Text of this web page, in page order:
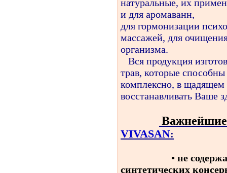
натуральные, их
и для аромаванн,
для гормонизации
массажей, для
организма.
Вся продукция
трав, которые
комплексно, в
восстанавливать Ваше
Важнейшие
VIVASAN:
• нe
синтетических